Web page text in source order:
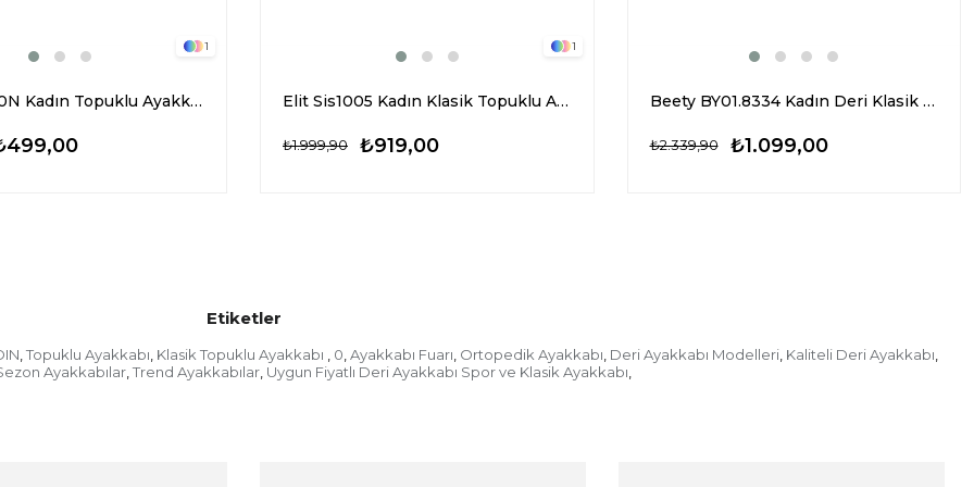
1
Elit Mst780N Kadın Topuklu Ayakkabı Platin
1
Elit Sis1005 Kadın Klasik Topuklu Ayakkabı Bej
₺919,00
₺1.999,90
Beety BY01.8334 Kadın Deri Klasik Topuklu Ayakkabı Siyah
₺1.099,00
₺2.339,90
Etiketler
, Topuklu Ayakkabı, Klasik Topuklu Ayakkabı , 0, Ayakkabı Fuarı, Ortopedik Ayakkabı, Deri Ayakkabı Modelleri, Kaliteli Deri Ayakkabı,
Ayakkabılar, Trend Ayakkabılar, Uygun Fiyatlı Deri Ayakkabı Spor ve Klasik Ayakkabı,